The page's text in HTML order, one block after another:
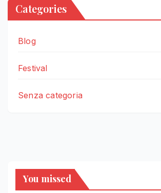
Categories
Blog
Festival
Senza categoria
You missed